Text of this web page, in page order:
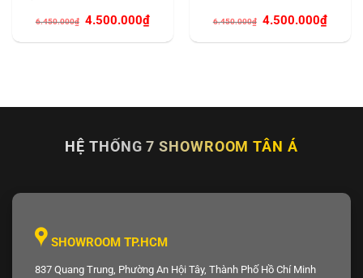
6.450.000₫
Giá
gốc
4.500.000₫Giá
6.450.000₫
Giá
gốc
4.500.000₫Giá
HỆ THỐNG 7 SHOWROOM TÂN Á
SHOWROOM TP.HCM
837 Quang Trung, Phường An Hội Tây, Thành Phố Hồ Chí Minh